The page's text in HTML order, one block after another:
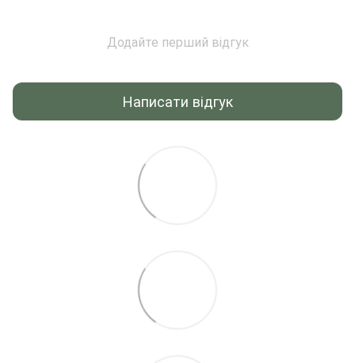
Додайте перший відгук
Написати відгук